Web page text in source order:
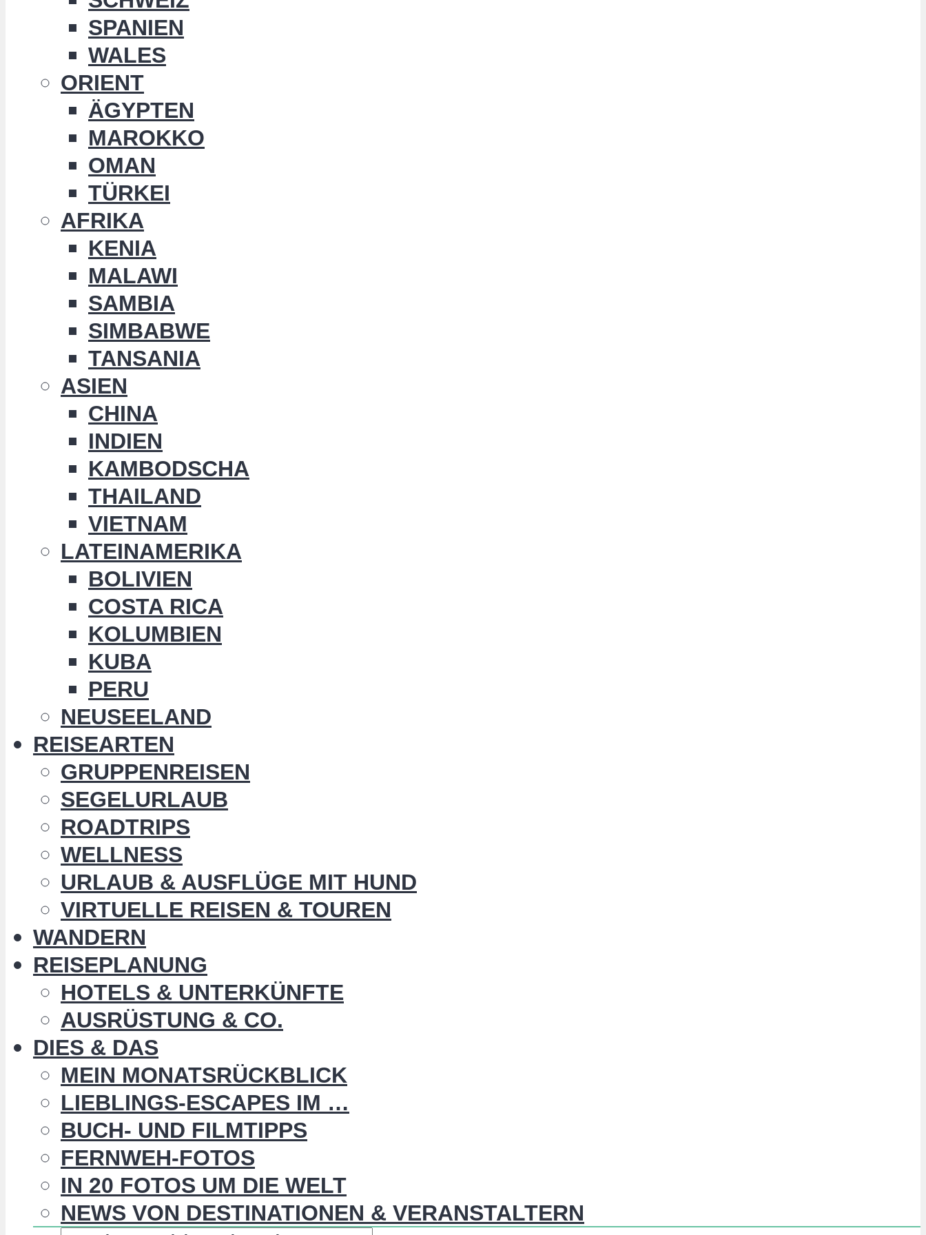
SPANIEN
WALES
ORIENT
ÄGYPTEN
MAROKKO
OMAN
TÜRKEI
AFRIKA
KENIA
MALAWI
SAMBIA
SIMBABWE
TANSANIA
ASIEN
CHINA
INDIEN
KAMBODSCHA
THAILAND
VIETNAM
LATEINAMERIKA
BOLIVIEN
COSTA RICA
KOLUMBIEN
KUBA
PERU
NEUSEELAND
REISEARTEN
GRUPPENREISEN
SEGELURLAUB
ROADTRIPS
WELLNESS
URLAUB & AUSFLÜGE MIT HUND
VIRTUELLE REISEN & TOUREN
WANDERN
REISEPLANUNG
HOTELS & UNTERKÜNFTE
AUSRÜSTUNG & CO.
DIES & DAS
MEIN MONATSRÜCKBLICK
LIEBLINGS-ESCAPES IM …
BUCH- UND FILMTIPPS
FERNWEH-FOTOS
IN 20 FOTOS UM DIE WELT
NEWS VON DESTINATIONEN & VERANSTALTERN